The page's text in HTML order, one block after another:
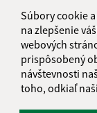
Súbory cookie
na zlepšenie
webových
prispôsobený
návštevnosti
toho, odkiaľ